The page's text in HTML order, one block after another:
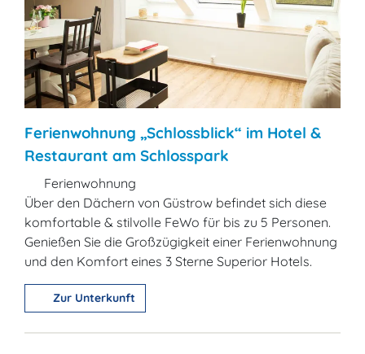
Ferienwohnung „Schlossblick“ im Hotel &
Restaurant am Schlosspark
Ferienwohnung
Über den Dächern von Güstrow befindet sich diese
komfortable & stilvolle FeWo für bis zu 5 Personen.
Genießen Sie die Großzügigkeit einer Ferienwohnung
und den Komfort eines 3 Sterne Superior Hotels.
Zur Unterkunft